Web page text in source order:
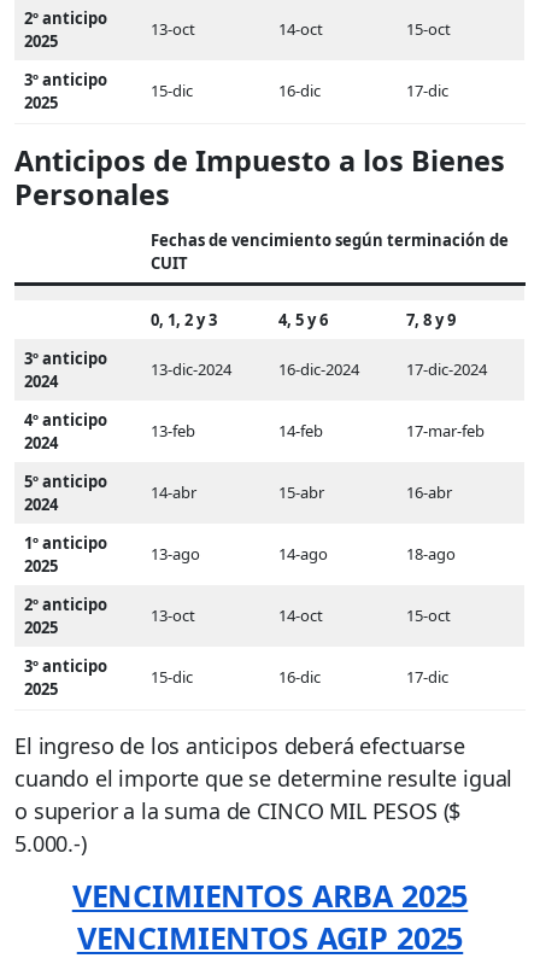
2º anticipo
2025
13-oct 14-oct 15-oct
3º anticipo
2025
15-dic 16-dic 17-dic
Anticipos de Impuesto a los Bienes
Personales
Fechas de vencimiento según terminación de
CUIT
0, 1, 2 y 3 4, 5 y 6
7, 8 y 9
3º anticipo
2024
13-dic-2024 16-dic-2024 17-dic-2024
4º anticipo
2024
13-feb 14-feb 17-mar-feb
5º anticipo
2024
14-abr 15-abr 16-abr
1º anticipo
2025
13-ago 14-ago 18-ago
2º anticipo
2025
13-oct 14-oct 15-oct
3º anticipo
2025
15-dic 16-dic 17-dic
El ingreso de los anticipos deberá efectuarse
cuando el importe que se determine resulte igual
o superior a la suma de CINCO MIL PESOS ($
5.000.-)
VENCIMIENTOS ARBA 2025
VENCIMIENTOS AGIP 2025